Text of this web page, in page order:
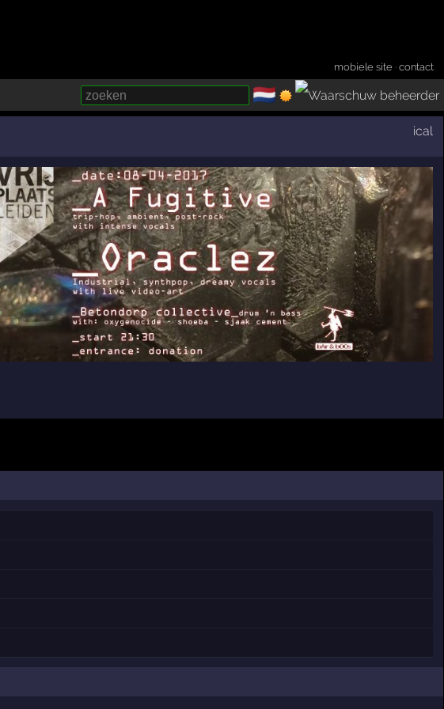
mobiele site ·contact
🇳🇱
ical